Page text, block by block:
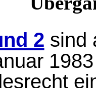
2 sind